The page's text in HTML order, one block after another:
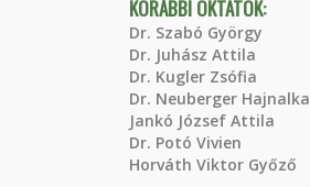
KORÁBBI OKTATÓK:
Dr. Szabó György
Dr. Juhász Attila
Dr. Kugler Zsófia
Dr. Neuberger Hajnalka
Jankó József Attila
Dr. Potó Vivien
Horváth Viktor Győző